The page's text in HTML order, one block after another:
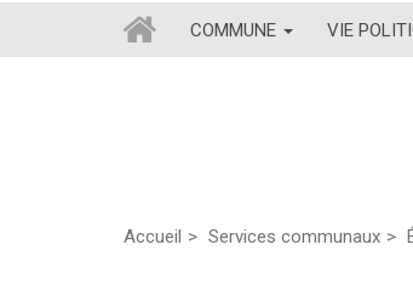
COMMUNE VIE
Accueil Services communaux